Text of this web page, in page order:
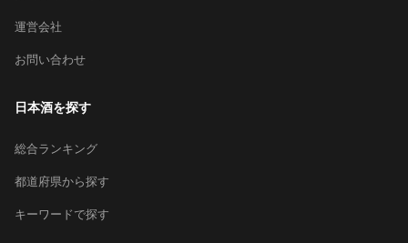
運営会社
お問い合わせ
日本酒を探す
総合ランキング
都道府県から探す
キーワードで探す